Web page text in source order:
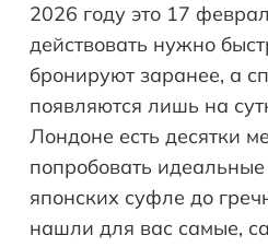
2026 году это 17
действовать нужно
бронируют заранее, а
появляются лишь на
Лондоне есть десятки
попробовать
японских суфле до
нашли для вас самые,